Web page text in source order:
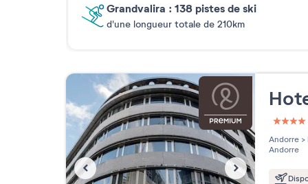
Grandvalira : 138 pistes de ski
d'une longueur totale de 210km
4
Andorre >
Andorre